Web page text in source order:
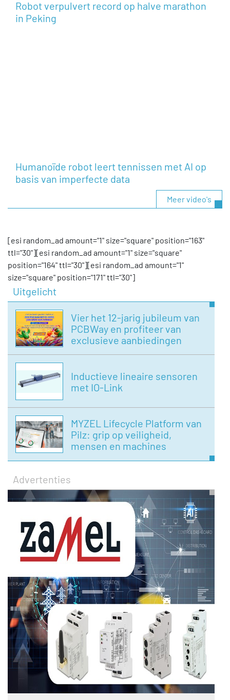
Robot verpulvert record op halve marathon
in Peking
Humanoïde robot leert tennissen met AI op
basis van imperfecte data
Meer video's
[esi random_ad amount="1" size="square" position="163"
ttl="30"][esi random_ad amount="1" size="square"
position="164" ttl="30"][esi random_ad amount="1"
size="square" position="171" ttl="30"]
Uitgelicht
Vier het 12-jarig jubileum van
PCBWay en profiteer van
exclusieve aanbiedingen
Inductieve lineaire sensoren
met IO-Link
MYZEL Lifecycle Platform van
Pilz: grip op veiligheid,
mensen en machines
Advertenties